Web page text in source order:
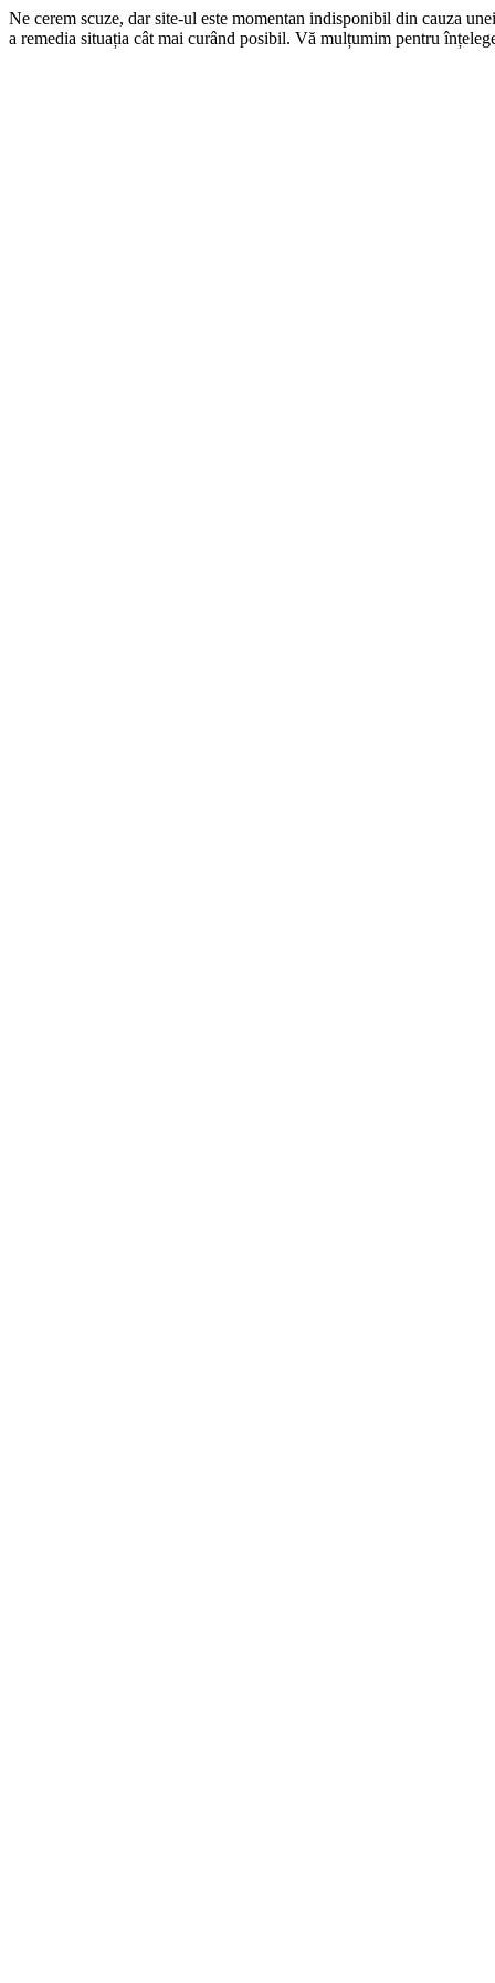
Ne cerem scuze, dar site-ul este momentan indisponibil din cauza
a remedia situația cât mai curând posibil. Vă mulțumim pentru